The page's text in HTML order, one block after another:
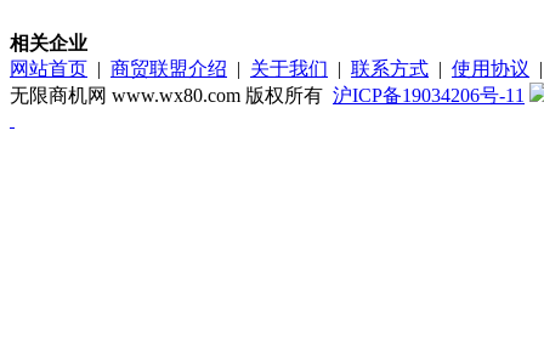
相关企业
网站首页 | 商贸联盟介绍 | 关于我们 | 联系方式 | 使用协议
无限商机网 www.wx80.com 版权所有 沪ICP备19034206号-11